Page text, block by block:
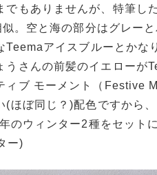
でもありませんが、特筆し
似。空と海の部分はグレー
Teemaアイスブルーとかな
うさんの前髪のイエローが
ィブ モーメント（Festive
(ほぼ同じ？)配色ですから
のウィンター2種をセット
ー)